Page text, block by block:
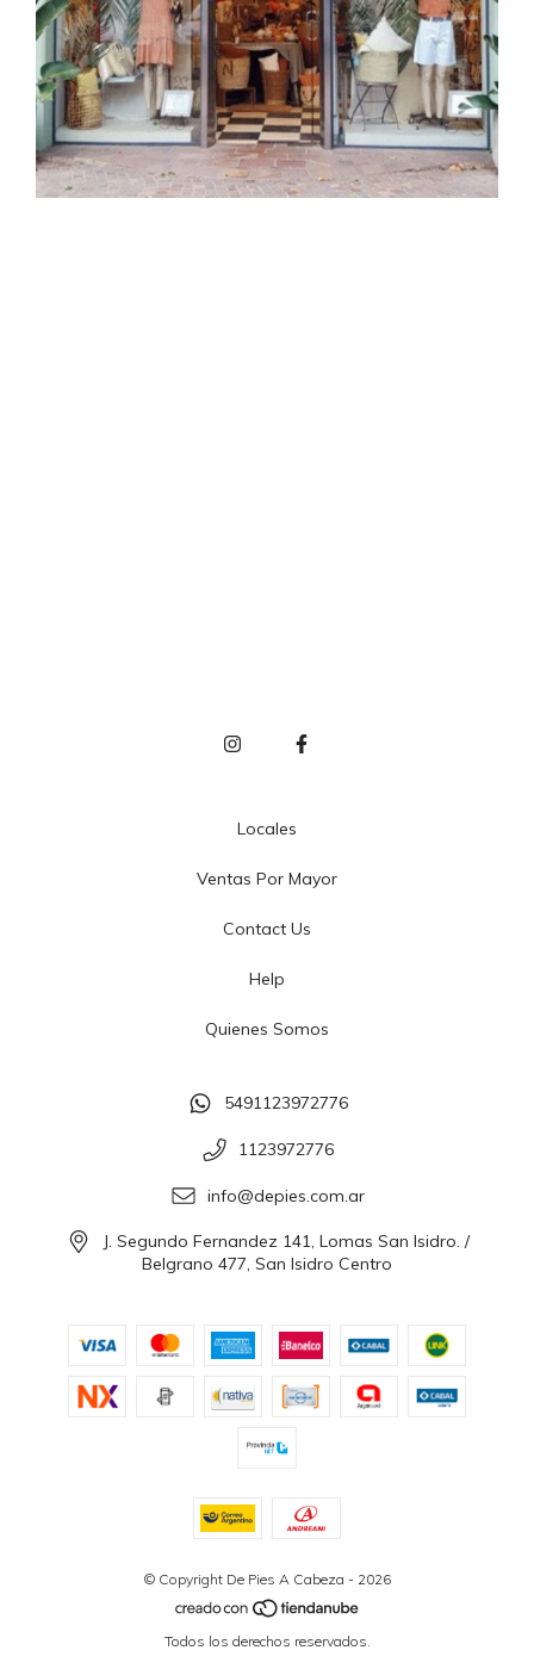
Locales
Ventas Por Mayor
Contact Us
Help
Quienes Somos
5491123972776
1123972776
info@depies.com.ar
J. Segundo Fernandez 141, Lomas San Isidro. /
Belgrano 477, San Isidro Centro
© Copyright De Pies A Cabeza - 2026
Todos los derechos reservados.